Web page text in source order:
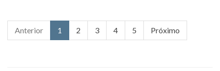
Anterior 1 2 3 4 5 Próximo